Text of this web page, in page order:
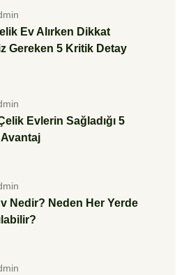
Ev Alırken Dikkat
Gereken 5 Kritik Detay
Evlerin Sağladığı 5
Nedir? Neden Her Yerde